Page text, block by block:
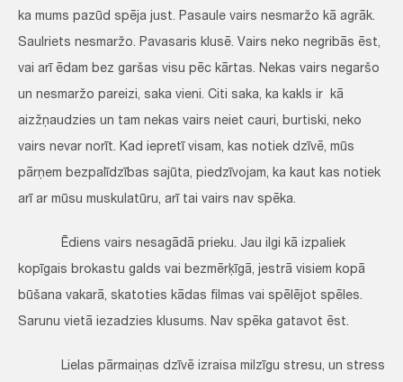
ka mums pazūd spēja just. Pasaule vairs nesmaržo kā agrāk.
Saulriets nesmaržo. Pavasaris klusē. Vairs neko negribās ēst,
vai arī ēdam bez garšas visu pēc kārtas. Nekas vairs negaršo
un nesmaržo pareizi, saka vieni. Citi saka, ka kakls ir kā
aizžņaudzies un tam nekas vairs neiet cauri, burtiski, neko
vairs nevar norīt. Kad iepretī visam, kas notiek dzīvē, mūs
pārņem bezpalīdzības sajūta, piedzīvojam, ka kaut kas notiek
arī ar mūsu muskulatūru, arī tai vairs nav spēka.
Ēdiens vairs nesagādā prieku. Jau ilgi kā izpaliek
kopīgais brokastu galds vai bezmērķīgā, jestrā visiem kopā
būšana vakarā, skatoties kādas filmas vai spēlējot spēles.
Sarunu vietā iezadzies klusums. Nav spēka gatavot ēst.
Lielas pārmaiņas dzīvē izraisa milzīgu stresu, un stress